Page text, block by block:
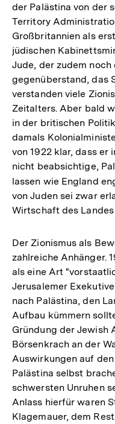
der Palästina von der
Territory
Großbritannien als
jüdischen
Jude, der zudem
gegenüberstand, das
verstanden viele
Zeitalters. Aber bald
in der britischen
damals
von 1922 klar, dass er
nicht beabsichtige,
lassen wie England
von Juden sei zwar
Wirtschaft des
Der Zionismus als
zahlreiche Anhänger.
als eine Art
Jerusalemer
nach Palästina, den
Aufbau kümmern
Gründung der Jewish
Börsenkrach an der
Auswirkungen auf
Palästina selbst
schwersten Unruhen
Anlass hierfür waren
Klagemauer, dem